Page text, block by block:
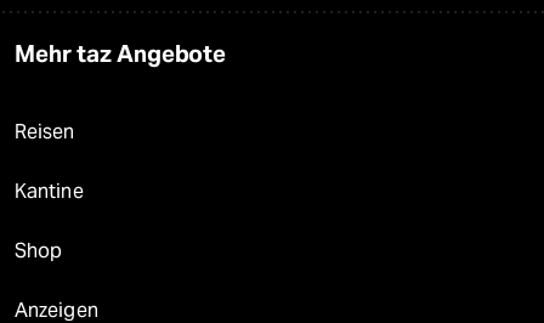
Mehr taz Angebote
Reisen
Kantine
Shop
Anzeigen